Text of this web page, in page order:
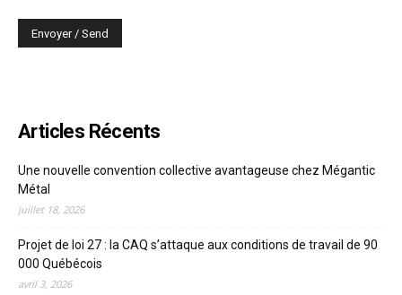
Articles Récents
Une nouvelle convention collective avantageuse chez Mégantic
Métal
juillet 18, 2026
Projet de loi 27 : la CAQ s’attaque aux conditions de travail de 90
000 Québécois
avril 3, 2026